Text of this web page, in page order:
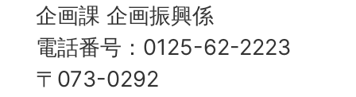
企画課 企画振興係
電話番号：0125-62-2223
〒073-0292